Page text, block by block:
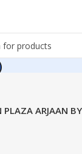
PLAZA ARJAAN